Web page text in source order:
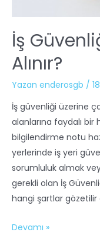
İş
Alınır?
Yazan enderosgb /
İş güvenliği üzerine
alanlarına faydalı bir
bilgilendirme notu
yerlerinde iş yeri
sorumluluk almak
gerekli olan İş
hangi şartlar gözetilir
Devamı »